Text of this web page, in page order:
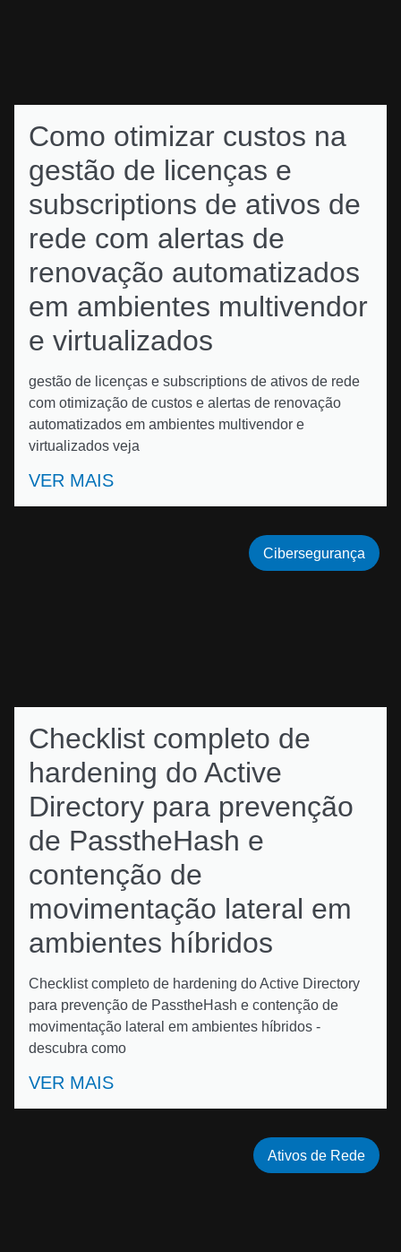
Como otimizar custos na
gestão de licenças e
subscriptions de ativos de
rede com alertas de
renovação automatizados
em ambientes multivendor
e virtualizados
gestão de licenças e subscriptions de ativos de rede
com otimização de custos e alertas de renovação
automatizados em ambientes multivendor e
virtualizados veja
VER MAIS
Checklist completo de
hardening do Active
Directory para prevenção
de PasstheHash e
contenção de
movimentação lateral em
ambientes híbridos
Checklist completo de hardening do Active Directory
para prevenção de PasstheHash e contenção de
movimentação lateral em ambientes híbridos -
descubra como
VER MAIS
Cibersegurança
Ativos de Rede